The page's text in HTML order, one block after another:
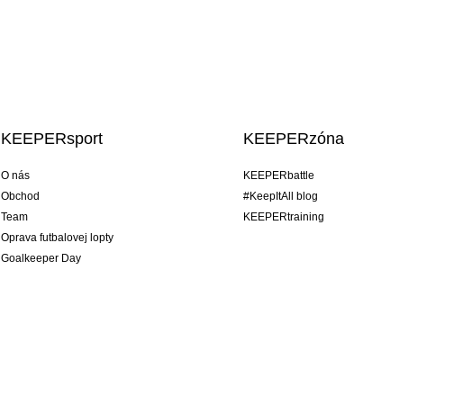
KEEPERsport
O nás
Obchod
Team
Oprava futbalovej lopty
Goalkeeper Day
KEEPERzóna
KEEPERbattle
#KeepItAll blog
KEEPERtraining